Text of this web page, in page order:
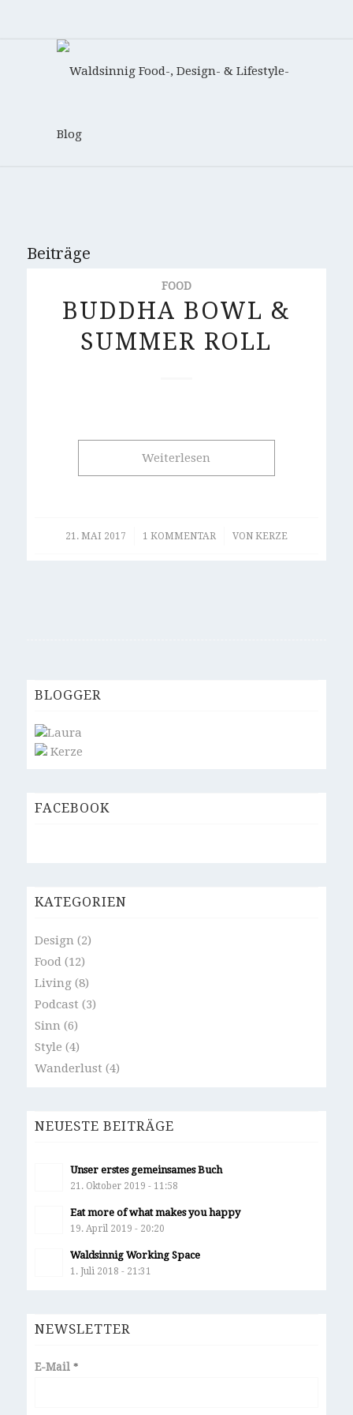
Beiträge
FOOD
BUDDHA BOWL &
SUMMER ROLL
Weiterlesen
21. MAI 2017
/ 1 KOMMENTAR
/ VON KERZE
BLOGGER
Laura
Kerze
FACEBOOK
KATEGORIEN
Design(2)
Food(12)
Living(8)
Podcast (3)
Sinn(6)
Style (4)
Wanderlust (4)
NEUESTE BEITRÄGE
Unser erstes gemeinsames Buch
21. Oktober 2019 - 11:58
Eat more of what makes you happy
19. April 2019 - 20:20
Waldsinnig Working Space
1. Juli 2018 - 21:31
NEWSLETTER
E-Mail *